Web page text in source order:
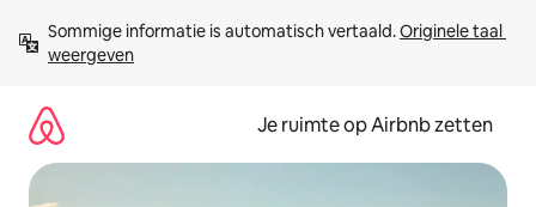
direct
naar
Sommige informatie is automatisch vertaald. Originele taal
weergeven
Je ruimte op Airbnb zetten